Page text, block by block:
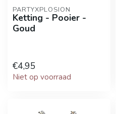
PARTYXPLOSION
Ketting - Pooier -
Goud
€4,95
Niet op voorraad